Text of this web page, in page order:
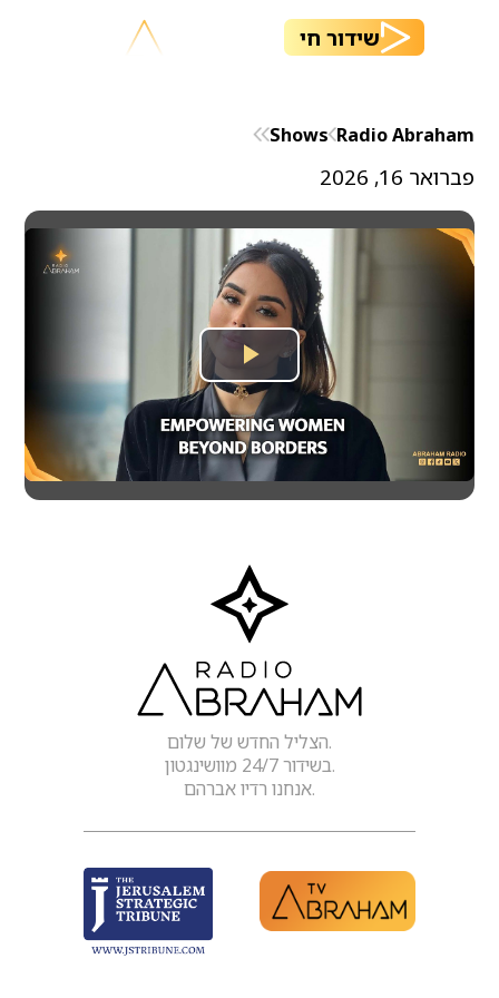
שידור חי
Radio Abraham
Shows
Play
Video
פברואר 16, 2026
הצליל החדש של שלום.
בשידור 24/7 מוושינגטון.
אנחנו רדיו אברהם.